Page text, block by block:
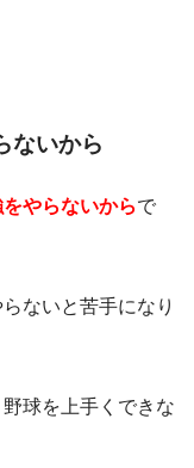
ないから
やらないからで
ないと苦手になり
球を上手くできな